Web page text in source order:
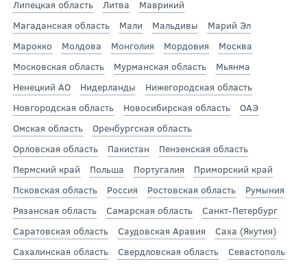
Липецкая область
Литва
Маврикий
Магаданская область
Мали Мальдивы
Марий Эл
Марокко
Молдова Монголия Мордовия
Москва
Московская область
Мурманская область
Мьянма
Ненецкий АО
Нидерланды
Нижегородская область
Новгородская область
Новосибирская область
ОАЭ
Омская область
Оренбургская область
Орловская область
Пакистан
Пензенская область
Пермский край
Польша Португалия
Приморский край
Псковская область
Россия Ростовская область
Румыния
Рязанская область
Самарская область
Санкт-Петербург
Саратовская область
Саудовская Аравия
Саха (Якутия)
Сахалинская область
Свердловская область
Севастополь